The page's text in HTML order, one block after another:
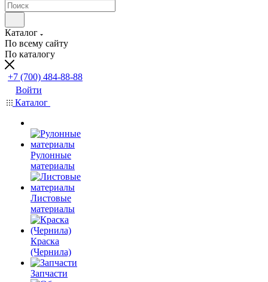
Каталог
По всему сайту
По каталогу
+7 (700) 484-88-88
Войти
Каталог
Рулонные
материалы
Листовые
материалы
Краска
(Чернила)
Запчасти